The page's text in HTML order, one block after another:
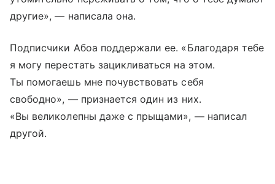
другие», — написала она.
Подписчики Абоа поддержали ее. «Благодаря тебе
я могу перестать зацикливаться на этом.
Ты помогаешь мне почувствовать себя
свободно», — признается один из них.
«Вы великолепны даже с прыщами», — написал
другой.